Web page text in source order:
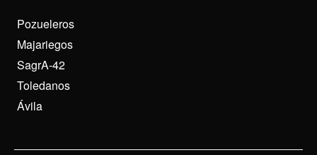
Pozueleros
Majariegos
SagrA-42
Toledanos
Ávila